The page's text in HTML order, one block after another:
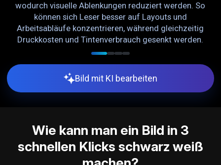
wodurch visuelle Ablenkungen reduziert werden. So
können sich Leser besser auf Layouts und
Arbeitsabläufe konzentrieren, während gleichzeitig
Druckkosten und Tintenverbrauch gesenkt werden.
Bild mit KI bearbeiten
Wie kann man ein Bild in 3
schnellen Klicks schwarz weiß